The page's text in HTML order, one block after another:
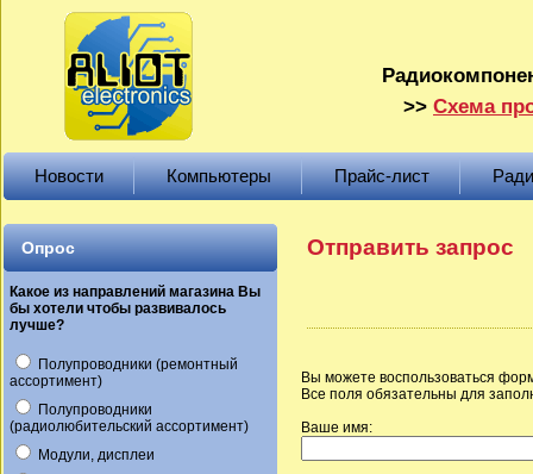
>> Схема
Новости Компьютеры Прайс-лист
Опрос
Какое из направлений магазина Вы
бы хотели чтобы развивалось
лучше?
Полупроводники (ремонтный
ассортимент)
Полупроводники
(радиолюбительский ассортимент)
Модули, дисплеи
Отправить запрос
Вы можете воспользоваться
Все поля обязательны для
Ваше имя: